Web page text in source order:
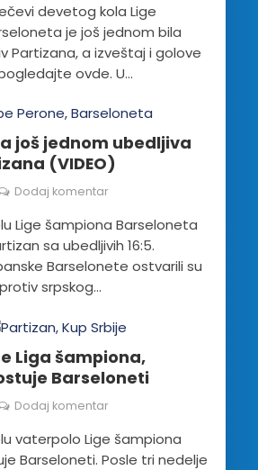
devetog kola Lige
je još jednom bila
Partizana, a izveštaj i golove
ovde. U...
još jednom ubedljiva
(VIDEO)
Dodaj komentar
Lige šampiona Barseloneta
sa ubedljivih 16:5.
Barselonete ostvarili su
srpskog...
Liga šampiona,
Barseloneti
Dodaj komentar
vaterpolo Lige šampiona
Barseloneti. Posle tri nedelje